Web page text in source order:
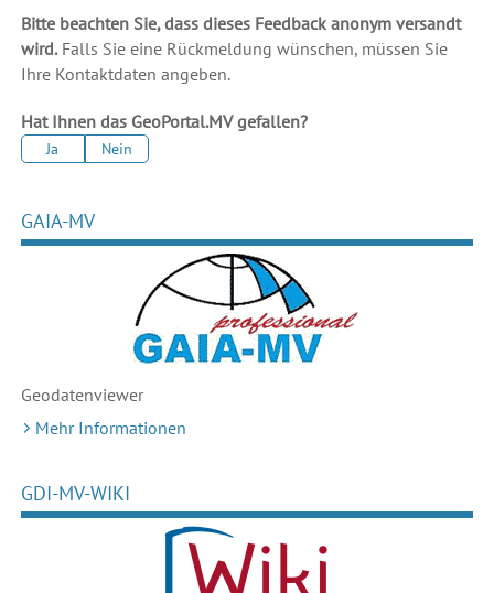
Bitte beachten Sie, dass dieses Feedback anonym versandt
wird.Falls Sie eine Rückmeldung wünschen, müssen Sie
Ihre Kontaktdaten angeben.
Hat Ihnen das GeoPortal.MV gefallen?
Ja Nein
GAIA-MV
Geodatenviewer
Mehr Informationen
GDI-MV-WIKI